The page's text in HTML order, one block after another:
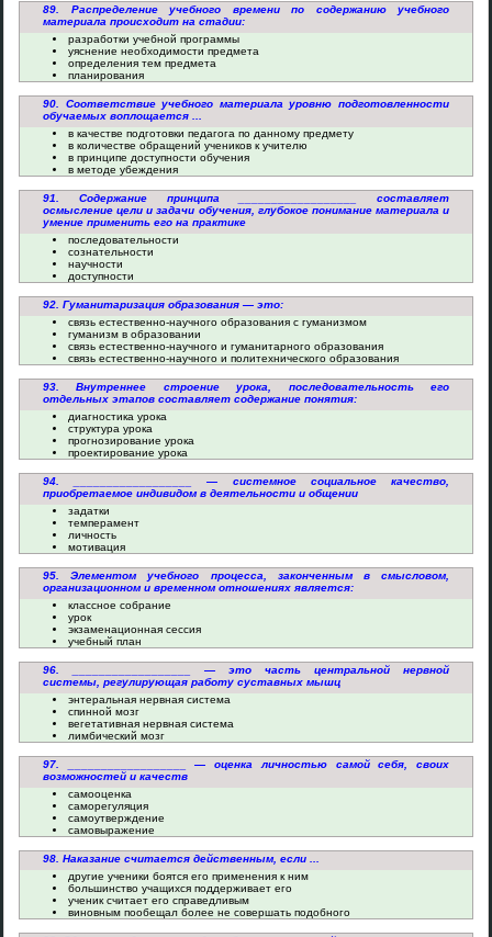
89. Распределение учебного времени по содержанию учебного
материала происходит на стадии:
разработки учебной программы
уяснение необходимости предмета
определения тем предмета
планирования
90. Соответствие учебного материала уровню подготовленности
обучаемых воплощается ...
в качестве подготовки педагога по данному предмету
в количестве обращений учеников к учителю
в принципе доступности обучения
в методе убеждения
91. Содержание принципа __________________ составляет
осмысление цели и задачи обучения, глубокое понимание материала и
умение применить его на практике
последовательности
сознательности
научности
доступности
92. Гуманитаризация образования — это:
связь естественно-научного образования с гуманизмом
гуманизм в образовании
связь естественно-научного и гуманитарного образования
связь естественно-научного и политехнического образования
93. Внутреннее строение урока, последовательность его
отдельных этапов составляет содержание понятия:
диагностика урока
структура урока
прогнозирование урока
проектирование урока
94. __________________ — системное социальное качество,
приобретаемое индивидом в деятельности и общении
задатки
темперамент
личность
мотивация
95. Элементом учебного процесса, законченным в смысловом,
организационном и временном отношениях является:
классное собрание
урок
экзаменационная сессия
учебный план
96. __________________ — это часть центральной нервной
системы, регулирующая работу суставных мышц
энтеральная нервная система
спинной мозг
вегетативная нервная система
лимбический мозг
97. __________________ — оценка личностью самой себя, своих
возможностей и качеств
самооценка
саморегуляция
самоутверждение
самовыражение
98. Наказание считается действенным, если ...
другие ученики боятся его применения к ним
большинство учащихся поддерживает его
ученик считает его справедливым
виновным пообещал более не совершать подобного